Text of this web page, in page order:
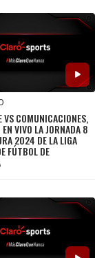
VS COMUNICACIONES,
VIVO LA JORNADA 8
2024 DE LA LIGA
FÚTBOL DE